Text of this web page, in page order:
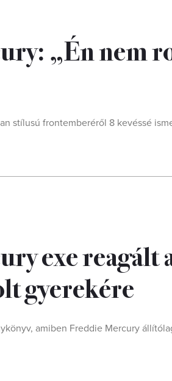
„Én nem
stílusú frontemberéről 8 kevéssé
exe reagált
gyerekére
amiben Freddie Mercury